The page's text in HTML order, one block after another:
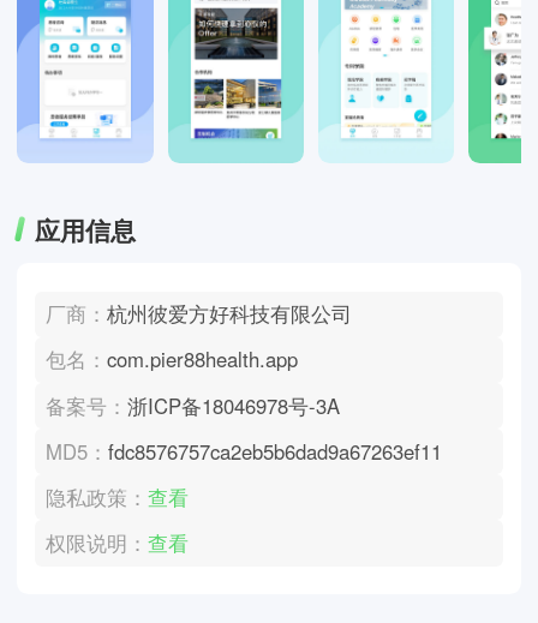
应用信息
厂商：杭州彼爱方好科技有限公司
包名：com.pier88health.app
备案号：浙ICP备18046978号-3A
MD5：fdc8576757ca2eb5b6dad9a67263ef11
隐私政策：查看
权限说明：查看